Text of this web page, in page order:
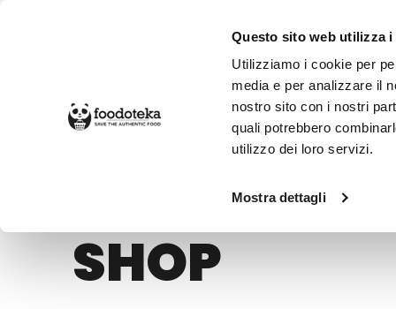
Questo sito web utilizza i
Utilizziamo i cookie per
media e per analizzare il
nostro sito con i nostri
quali potrebbero
utilizzo dei loro servizi.
Mostra dettagli
SPESA ONLINE DA NON
SHOP